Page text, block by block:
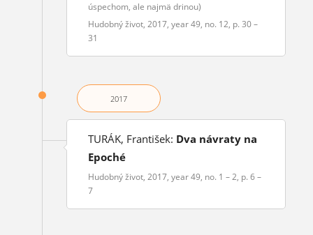
úspechom, ale najmä drinou)
Hudobný život, 2017, year 49, no. 12, p. 30 –
31
2017
TURÁK, František: Dva návraty na
Epoché
Hudobný život, 2017, year 49, no. 1 – 2, p. 6 –
7